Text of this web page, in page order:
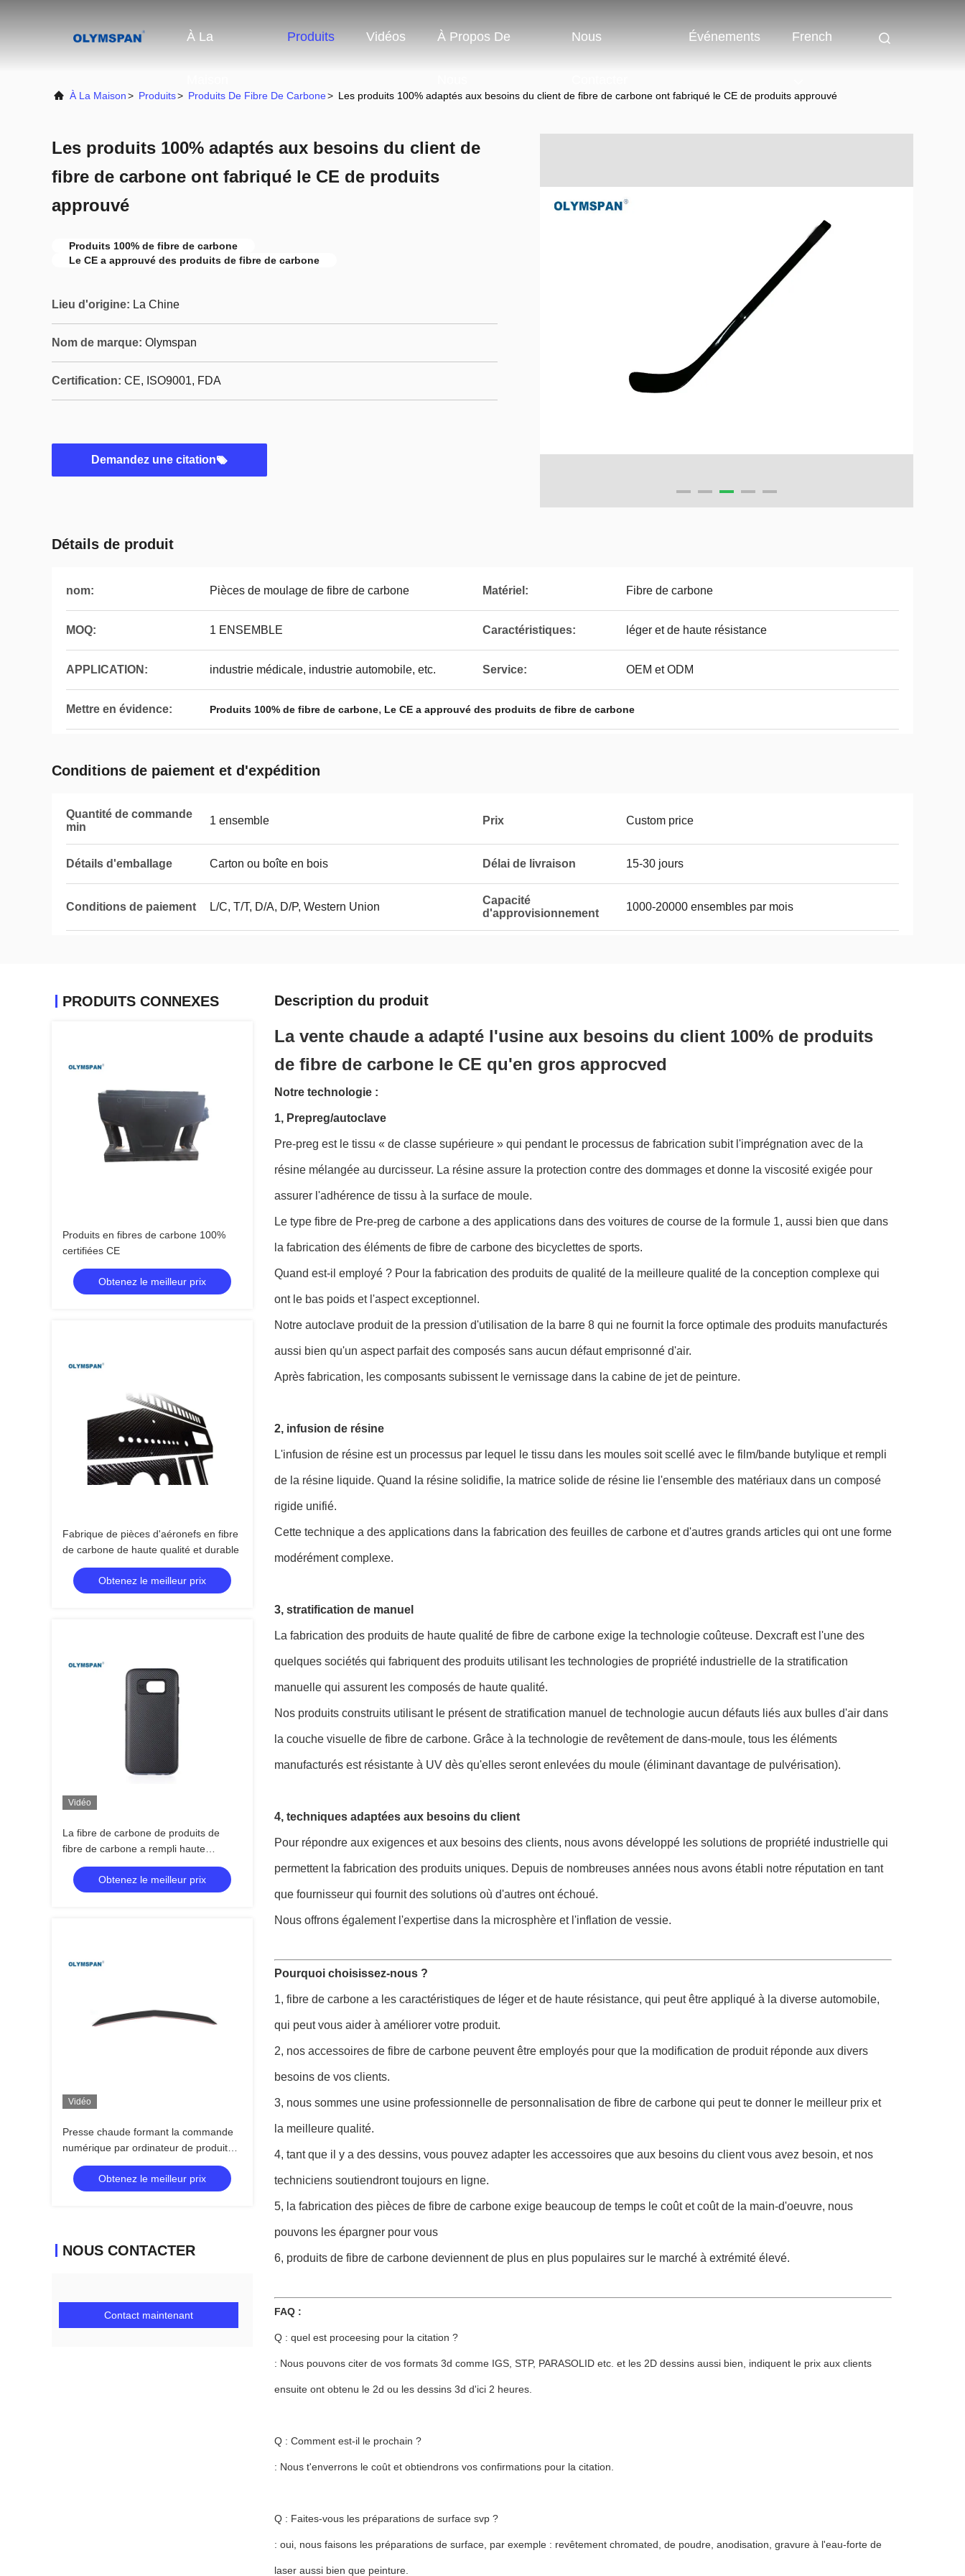
À La Produits Vidéos À Propos De Nous Événements French
À La Maison> Produits> Produits De Fibre De Carbone> Les produits 100% adaptés aux besoins du client de fibre de carbone ont fabriqué le CE de produits approuvé
Les produits 100% adaptés aux besoins du client de
fibre de carbone ont fabriqué le CE de produits
approuvé
Produits 100% de fibre de carbone
Le CE a approuvé des produits de fibre de carbone
Lieu d'origine: La Chine
Nom de marque: Olymspan
Certification: CE, ISO9001, FDA
Demandez une citation
Détails de produit
nom: Pièces de moulage de fibre de carbone Matériel: Fibre de carbone
MOQ: 1 ENSEMBLE Caractéristiques: léger et de haute résistance
APPLICATION: industrie médicale, industrie automobile, etc. Service: OEM et ODM
Mettre en évidence: Produits 100% de fibre de carbone, Le CE a approuvé des produits de fibre de carbone
Conditions de paiement et d'expédition
Quantité de commande
min
1 ensemble Prix Custom price
Détails d'emballage Carton ou boîte en bois Délai de livraison 15-30 jours
Conditions de paiement L/C, T/T, D/A, D/P, Western Union
Capacité
d'approvisionnement
1000-20000 ensembles par mois
PRODUITS CONNEXES
Produits en fibres de carbone 100%
certifiées CE
Obtenez le meilleur prix
Fabrique de pièces d'aéronefs en fibre
de carbone de haute qualité et durable
Obtenez le meilleur prix
Vidéo
La fibre de carbone de produits de
fibre de carbone a rempli haute
température de produits
Obtenez le meilleur prix
Vidéo
Presse chaude formant la commande
numérique par ordinateur de produits
de fibre de carbone coupant la
conception d'OEM
Obtenez le meilleur prix
NOUS CONTACTER
Contact maintenant
Description du produit
La vente chaude a adapté l'usine aux besoins du client 100% de produits
de fibre de carbone le CE qu'en gros approcved
Notre technologie :
1, Prepreg/autoclave
Pre-preg est le tissu « de classe supérieure » qui pendant le processus de fabrication subit l'imprégnation avec de la
résine mélangée au durcisseur. La résine assure la protection contre des dommages et donne la viscosité exigée pour
assurer l'adhérence de tissu à la surface de moule.
Le type fibre de Pre-preg de carbone a des applications dans des voitures de course de la formule 1, aussi bien que dans
la fabrication des éléments de fibre de carbone des bicyclettes de sports.
Quand est-il employé ? Pour la fabrication des produits de qualité de la meilleure qualité de la conception complexe qui
ont le bas poids et l'aspect exceptionnel.
Notre autoclave produit de la pression d'utilisation de la barre 8 qui ne fournit la force optimale des produits manufacturés
aussi bien qu'un aspect parfait des composés sans aucun défaut emprisonné d'air.
Après fabrication, les composants subissent le vernissage dans la cabine de jet de peinture.
2, infusion de résine
L'infusion de résine est un processus par lequel le tissu dans les moules soit scellé avec le film/bande butylique et rempli
de la résine liquide. Quand la résine solidifie, la matrice solide de résine lie l'ensemble des matériaux dans un composé
rigide unifié.
Cette technique a des applications dans la fabrication des feuilles de carbone et d'autres grands articles qui ont une forme
modérément complexe.
3, stratification de manuel
La fabrication des produits de haute qualité de fibre de carbone exige la technologie coûteuse. Dexcraft est l'une des
quelques sociétés qui fabriquent des produits utilisant les technologies de propriété industrielle de la stratification
manuelle qui assurent les composés de haute qualité.
Nos produits construits utilisant le présent de stratification manuel de technologie aucun défauts liés aux bulles d'air dans
la couche visuelle de fibre de carbone. Grâce à la technologie de revêtement de dans-moule, tous les éléments
manufacturés est résistante à UV dès qu'elles seront enlevées du moule (éliminant davantage de pulvérisation).
4, techniques adaptées aux besoins du client
Pour répondre aux exigences et aux besoins des clients, nous avons développé les solutions de propriété industrielle qui
permettent la fabrication des produits uniques. Depuis de nombreuses années nous avons établi notre réputation en tant
que fournisseur qui fournit des solutions où d'autres ont échoué.
Nous offrons également l'expertise dans la microsphère et l'inflation de vessie.
Pourquoi choisissez-nous ?
1, fibre de carbone a les caractéristiques de léger et de haute résistance, qui peut être appliqué à la diverse automobile,
qui peut vous aider à améliorer votre produit.
2, nos accessoires de fibre de carbone peuvent être employés pour que la modification de produit réponde aux divers
besoins de vos clients.
3, nous sommes une usine professionnelle de personnalisation de fibre de carbone qui peut te donner le meilleur prix et
la meilleure qualité.
4, tant que il y a des dessins, vous pouvez adapter les accessoires que aux besoins du client vous avez besoin, et nos
techniciens soutiendront toujours en ligne.
5, la fabrication des pièces de fibre de carbone exige beaucoup de temps le coût et coût de la main-d'oeuvre, nous
pouvons les épargner pour vous
6, produits de fibre de carbone deviennent de plus en plus populaires sur le marché à extrémité élevé.
FAQ :
Q : quel est proceesing pour la citation ?
: Nous pouvons citer de vos formats 3d comme IGS, STP, PARASOLID etc. et les 2D dessins aussi bien, indiquent le prix aux clients
ensuite ont obtenu le 2d ou les dessins 3d d'ici 2 heures.
Q : Comment est-il le prochain ?
: Nous t'enverrons le coût et obtiendrons vos confirmations pour la citation.
Q : Faites-vous les préparations de surface svp ?
: oui, nous faisons les préparations de surface, par exemple : revêtement chromated, de poudre, anodisation, gravure à l'eau-forte de
laser aussi bien que peinture.